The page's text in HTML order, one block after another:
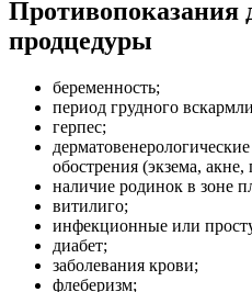
Противопоказания
продцедуры
беременность;
период грудного
герпес;
обострения (экзема, акне,
наличие родинок в зоне
витилиго;
инфекционные или
диабет;
заболевания крови;
флеберизм;